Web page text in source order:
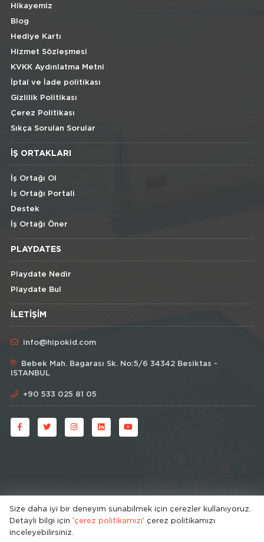
Hikayemiz
Blog
Hediye Kartı
Hizmet Sözleşmesi
KVKK Aydınlatma Metni
İptal ve İade politikası
Gizlilik Politikası
Çerez Politikası
Sıkça Sorulan Sorular
İŞ ORTAKLARI
İş Ortağı Ol
İş Ortağı Portali
Destek
İş Ortağı Öner
PLAYDATES
Playdate Nedir
Playdate Bul
İLETIŞIM
info@hipokid.com
Bebek Mah. Bagarası Sk. No:5/6 34342 Besiktas -
ISTANBUL
+90 533 025 81 05
© HipoKid 2026 . All rights reserved.
Developed by
Size daha iyi bir deneyim sunabilmek için çerezler kullanıyoruz.
Detaylı bilgi için ‘çerez politikamızı’ çerez politikamızı
inceleyebilirsiniz.